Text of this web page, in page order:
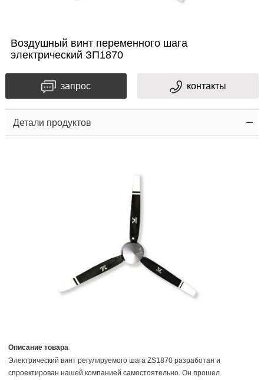
Воздушный винт переменного шага
электрический ЗП1870
запрос контакты
Детали продуктов
Описание товара
Электрический винт регулируемого шага ZS1870 разработан и
спроектирован нашей компанией самостоятельно. Он прошел